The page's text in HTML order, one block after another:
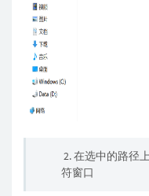
2. 在选中的路径
符窗口